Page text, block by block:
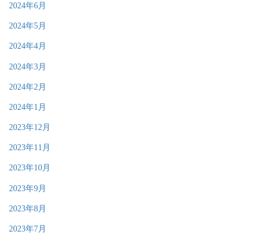
2024年6月
2024年5月
2024年4月
2024年3月
2024年2月
2024年1月
2023年12月
2023年11月
2023年10月
2023年9月
2023年8月
2023年7月